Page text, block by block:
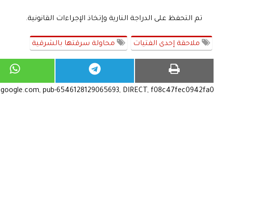
تم التحفظ على الدراجة النارية وإتخاذ الإجراءات القانونية.
ملاحقة إحدى الفتيات محاولة سرقتها بالشرقية
google.com, pub-6546128129065693, DIRECT, f08c47fec0942fa0